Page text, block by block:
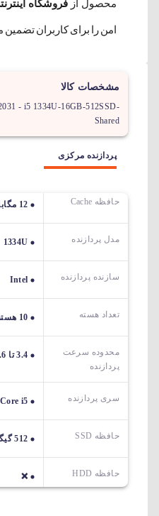
محصول از فروشگاه
امن را برای کاربران
مشخصات کالا
- i5 1334U-16GB-512SSD-
Shared
پردازنده مرکزی
حافظه Cache 12 مگابایت
مدل پردازنده 1334U
سازنده پردازنده Intel
تعداد هسته 10 هسته و 12 رشته
محدوده سرعت
پردازنده
3.4 تا 4.6 گیگاهرتز
سری پردازنده Core i5
حافظه SSD 512 گیگابایت
حافظه HDD ❌